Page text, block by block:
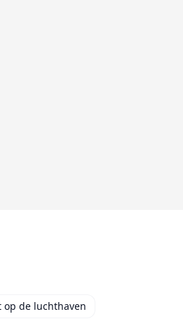
op de luchthaven